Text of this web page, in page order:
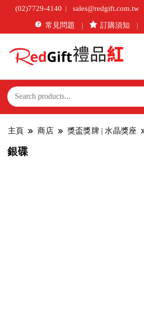
(02)7729-4140 sales@redgift.com.tw
常見問題 訂購須知
主頁 商店 獎盃獎牌 | 水晶獎座
銀碟